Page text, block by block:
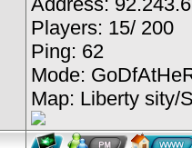
Players: 15/ 200
Ping: 62
Mode:
Map: Liberty sity/